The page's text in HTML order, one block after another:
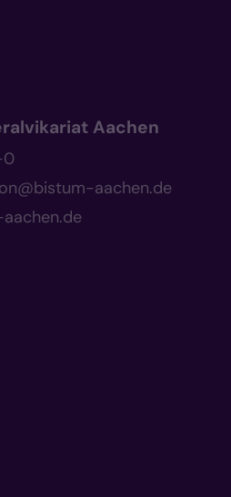
Aachen
0
aachen.de